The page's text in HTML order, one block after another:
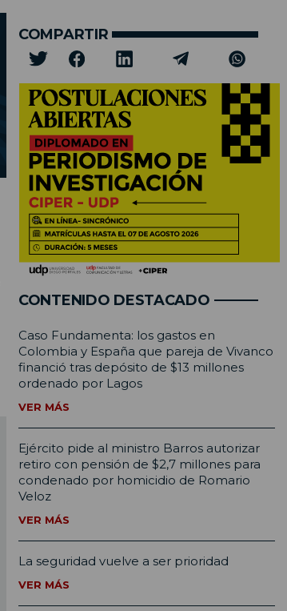
COMPARTIR
CONTENIDO DESTACADO
Caso Fundamenta: los gastos en
Colombia y España que pareja de Vivanco
financió tras depósito de $13 millones
ordenado por Lagos
VER MÁS
Ejército pide al ministro Barros autorizar
retiro con pensión de $2,7 millones para
condenado por homicidio de Romario
Veloz
VER MÁS
La seguridad vuelve a ser prioridad
VER MÁS